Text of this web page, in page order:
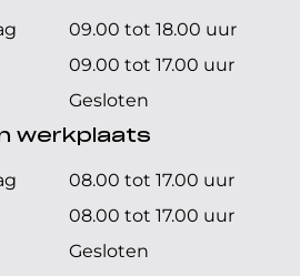
09.00 tot 18.00 uur
09.00 tot 17.00 uur
Gesloten
werkplaats
08.00 tot 17.00 uur
08.00 tot 17.00 uur
Gesloten